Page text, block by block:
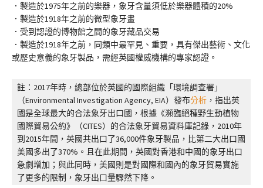
．製造於1975年之前的樂器，象牙含量須低於樂器體積的20%
．製造於1918年之前的微型象牙畫
．受到認證的博物館之間的象牙藏品交易
．製造於1918年之前，同類中最罕見、重要，具有傑出藝術、文化
或歷史意義的象牙製品，需經英國權威機構的專家認證。
註：2017年時，總部位於英國的國際組織「環境調查署」
（Environmental Investigation Agency, EIA）發布分析 ，指出英
國是全球最大的合法象牙出口國，根據《瀕臨絕種野生動植物
國際貿易公約》（CITES）的合法象牙貿易資料庫記錄，2010年
到2015年間，英國共出口了36,000件象牙製品，比第二大出口國
美國多出了370%。且在此期間，英國對香港和中國的象牙出口
急劇增加；與此同時，美國則是對國際和國內的象牙貿易實施
了更多的限制，象牙出口量驟然下降。